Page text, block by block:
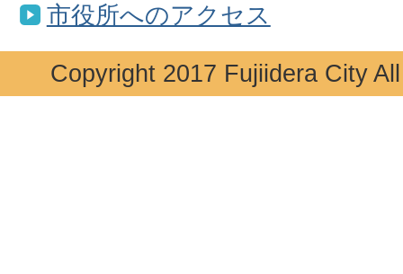
市役所へのアクセス
Copyright 2017 Fujiidera City